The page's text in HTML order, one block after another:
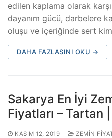
edilen kaplama olarak
dayanım gücü, darbelere
oluşu ve içeriğinde sert
DAHA FAZLASINI OKU →
Sakarya En İyi
Fiyatları – Tartan
KASIM 12, 2019 ZEMIN